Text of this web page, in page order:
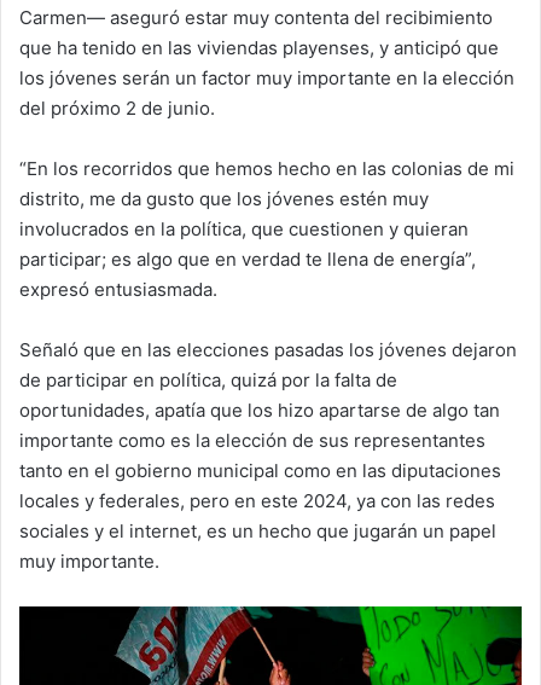
Carmen— aseguró estar muy contenta del recibimiento
que ha tenido en las viviendas playenses, y anticipó que
los jóvenes serán un factor muy importante en la elección
del próximo 2 de junio.
“En los recorridos que hemos hecho en las colonias de mi
distrito, me da gusto que los jóvenes estén muy
involucrados en la política, que cuestionen y quieran
participar; es algo que en verdad te llena de energía”,
expresó entusiasmada.
Señaló que en las elecciones pasadas los jóvenes dejaron
de participar en política, quizá por la falta de
oportunidades, apatía que los hizo apartarse de algo tan
importante como es la elección de sus representantes
tanto en el gobierno municipal como en las diputaciones
locales y federales, pero en este 2024, ya con las redes
sociales y el internet, es un hecho que jugarán un papel
muy importante.